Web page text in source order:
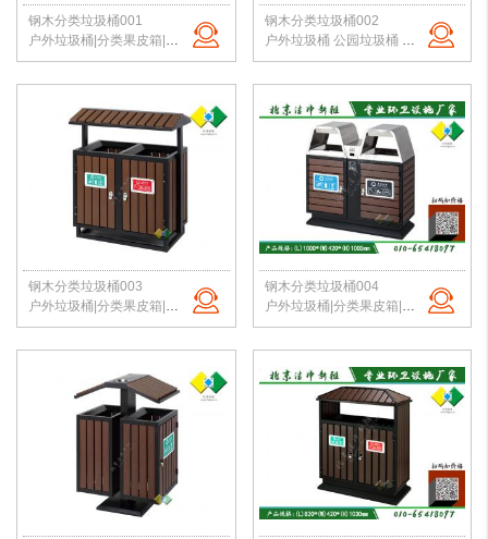
钢木分类垃圾桶001
户外垃圾桶|分类果皮箱|公园垃圾桶|钢木垃圾箱|景区垃圾桶|北京洁净新雅
钢木分类垃圾桶002
户外垃圾桶 公园垃圾桶 校园果皮箱 分类垃圾箱 北京垃圾桶 厂家直销
钢木分类垃圾桶003
户外垃圾桶|分类果皮箱|公园垃圾桶|钢木垃圾箱|景区垃圾桶|北京洁净新雅
钢木分类垃圾桶004
户外垃圾桶|分类果皮箱|公园垃圾桶|钢木垃圾箱|景区垃圾桶|北京洁净新雅